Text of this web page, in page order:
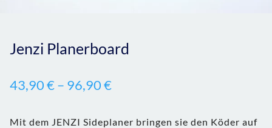
Jenzi Planerboard
43,90€– 96,90€
Mit dem JENZI Sideplaner bringen sie den Köder auf